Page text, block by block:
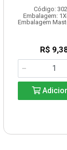
Código:
Embalagem:
Embalagem
R$